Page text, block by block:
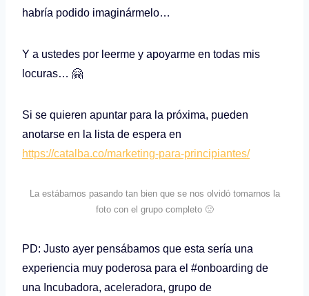
habría podido imaginármelo…
Y a ustedes por leerme y apoyarme en todas mis
locuras… 🤗
Si se quieren apuntar para la próxima, pueden
anotarse en la lista de espera en
https://catalba.co/marketing-para-principiantes/
La estábamos pasando tan bien que se nos olvidó tomarnos la
foto con el grupo completo 🙁
PD: Justo ayer pensábamos que esta sería una
experiencia muy poderosa para el #onboarding de
una Incubadora, aceleradora, grupo de